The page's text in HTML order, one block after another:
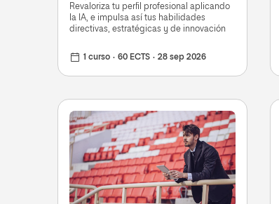
Revaloriza tu perfil profesional aplicando
la IA, e impulsa así tus habilidades
directivas, estratégicas y de innovación
1 curso 60 ECTS 28 sep 2026